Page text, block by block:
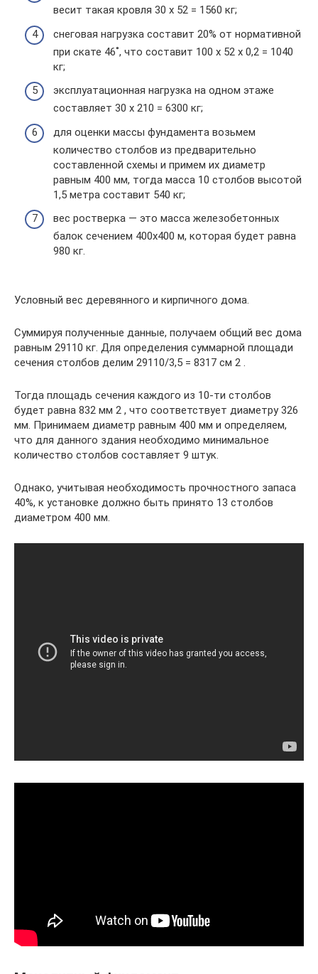
весит такая кровля 30 х 52 = 1560 кг;
снеговая нагрузка составит 20% от нормативной
при скате 46˚, что составит 100 х 52 х 0,2 = 1040
кг;
эксплуатационная нагрузка на одном этаже
составляет 30 х 210 = 6300 кг;
для оценки массы фундамента возьмем
количество столбов из предварительно
составленной схемы и примем их диаметр
равным 400 мм, тогда масса 10 столбов высотой
1,5 метра составит 540 кг;
вес ростверка — это масса железобетонных
балок сечением 400х400 м, которая будет равна
980 кг.
Условный вес деревянного и кирпичного дома.
Суммируя полученные данные, получаем общий вес дома
равным 29110 кг. Для определения суммарной площади
сечения столбов делим 29110/3,5 = 8317 см 2 .
Тогда площадь сечения каждого из 10-ти столбов
будет равна 832 мм 2 , что соответствует диаметру 326
мм. Принимаем диаметр равным 400 мм и определяем,
что для данного здания необходимо минимальное
количество столбов составляет 9 штук.
Однако, учитывая необходимость прочностного запаса
40%, к установке должно быть принято 13 столбов
диаметром 400 мм.